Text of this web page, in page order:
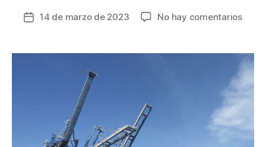
Fecha
entrada
14 de marzo de 2023 No hay comentariosen
zonas
mil